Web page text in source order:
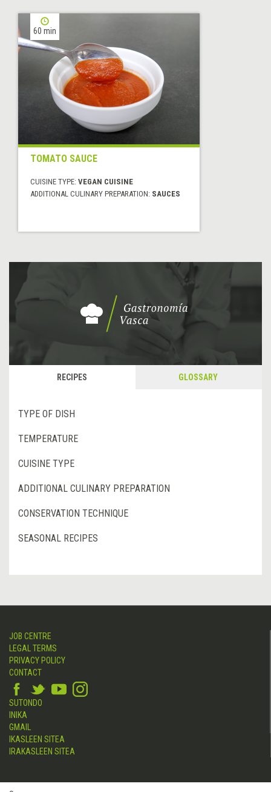
60 min
TOMATO SAUCE
CUISINE TYPE: VEGAN CUISINE
ADDITIONAL CULINARY PREPARATION: SAUCES
RECIPES GLOSSARY
TYPE OF DISH
TEMPERATURE
CUISINE TYPE
ADDITIONAL CULINARY PREPARATION
CONSERVATION TECHNIQUE
SEASONAL RECIPES
JOB CENTRE
LEGAL TERMS
PRIVACY POLICY
CONTACT
SUTONDO
INIKA
GMAIL
IKASLEEN SITEA
IRAKASLEEN SITEA